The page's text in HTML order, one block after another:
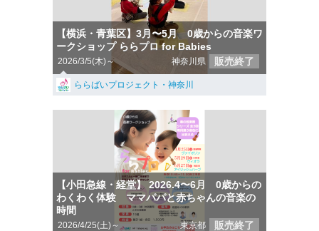
【横浜・青葉区】3月〜5月 0歳からの音楽ワ
ークショップ ららプロ for Babies
2026/3/5(木)～ 神奈川県 販売終了
ららばいプロジェクト・神奈川
【小田急線・経堂】 2026.4〜6月 0歳からの
わくわく体験 ママパパと赤ちゃんの音楽の
時間
2026/4/25(土)～ 東京都 販売終了